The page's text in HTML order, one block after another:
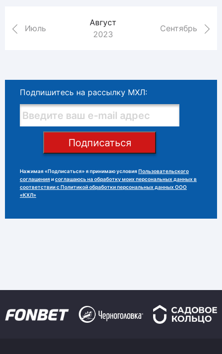
Июль
Август
2023
Сентябрь
Подпишитесь на рассылку МХЛ:
Подписаться
Нажимая «Подписаться» я принимаю условия Пользовательского
соглашения исоглашаюсь на обработку моих персональных данных в
соответствии с Политикой обработки персональных данных ООО
«КХЛ»